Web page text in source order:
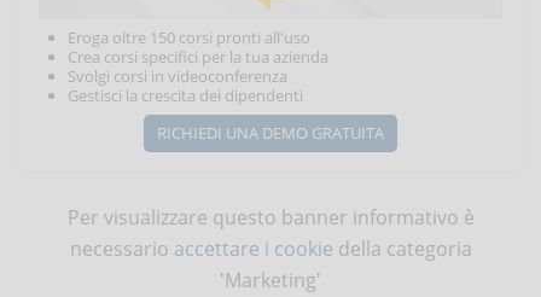
Eroga oltre 150 corsi pronti all'uso
Crea corsi specifici per la tua azienda
Svolgi corsi in videoconferenza
Gestisci la crescita dei dipendenti
RICHIEDI UNA DEMO GRATUITA
Per visualizzare questo banner informativo è
necessario accettare i cookie della categoria
'Marketing'